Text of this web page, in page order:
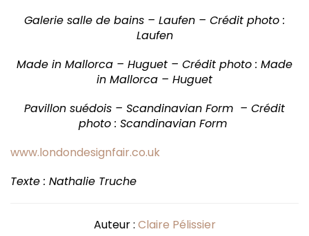
Galerie salle de bains – Laufen – Crédit photo :
Laufen
Made in Mallorca – Huguet – Crédit photo : Made
in Mallorca – Huguet
Pavillon suédois – Scandinavian Form – Crédit
photo : Scandinavian Form
www.londondesignfair.co.uk
Texte : Nathalie Truche
Auteur : Claire Pélissier